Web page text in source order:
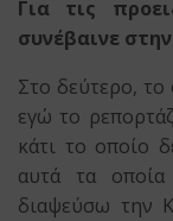
Για τις
συνέβαινε
Στο δεύτερο, το
εγώ το
κάτι το οποίο
αυτά τα
διαψεύσω την